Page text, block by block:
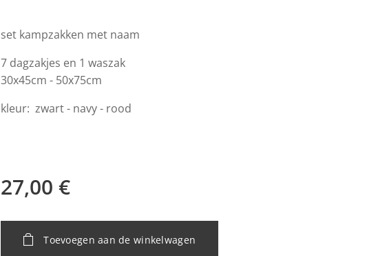
set kampzakken met naam
7 dagzakjes en 1 waszak
30x45cm - 50x75cm
kleur: zwart - navy - rood
27,00 €
Toevoegen aan de winkelwagen